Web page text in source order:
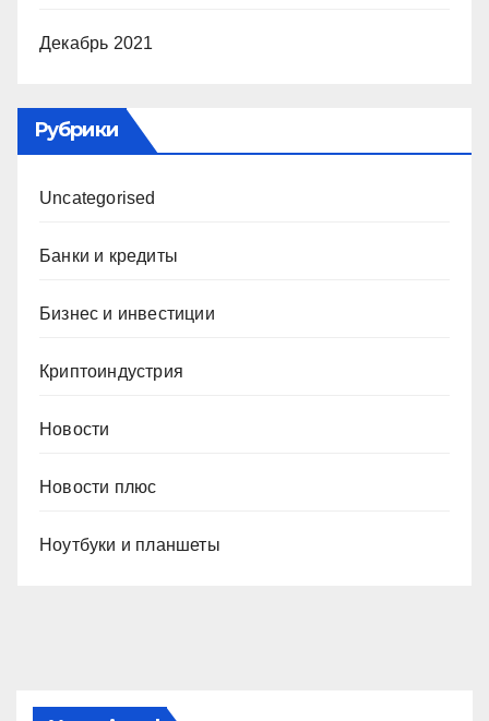
Декабрь 2021
Рубрики
Uncategorised
Банки и кредиты
Бизнес и инвестиции
Криптоиндустрия
Новости
Новости плюс
Ноутбуки и планшеты